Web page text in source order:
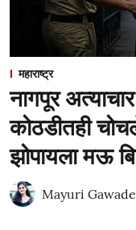
महाराष्ट्र
नागपूर
कोठडीतही
झोपायला मऊ
Mayuri Gawade